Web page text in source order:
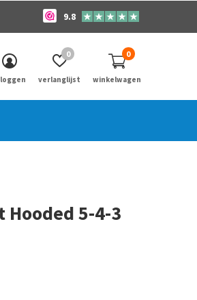
verlanglijst
0
winkelwagen
0
9.8
Hooded 5-4-3